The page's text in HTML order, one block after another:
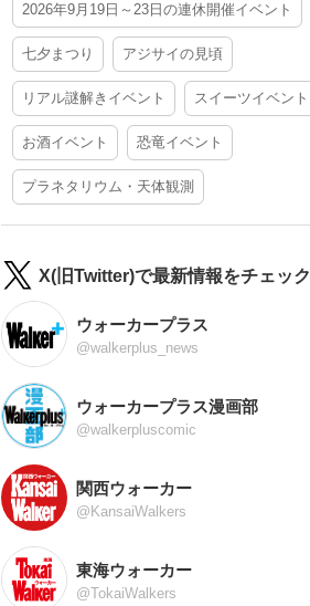
2026年9月19日～23日の連休開催イベント
七夕まつり アジサイの見頃
リアル謎解きイベント スイーツイベント
お酒イベント 恐竜イベント
プラネタリウム・天体観測
X(旧Twitter)で最新情報をチェック
ウォーカープラス
@walkerplus_news
ウォーカープラス漫画部
@walkerpluscomic
関西ウォーカー
@KansaiWalkers
東海ウォーカー
@TokaiWalkers